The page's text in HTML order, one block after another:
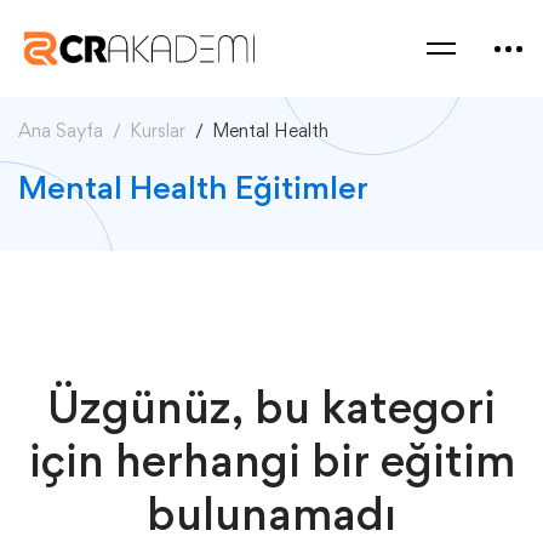
Ana Sayfa Kurslar Mental Health
Mental Health Eğitimler
Üzgünüz, bu kategori
için herhangi bir eğitim
bulunamadı